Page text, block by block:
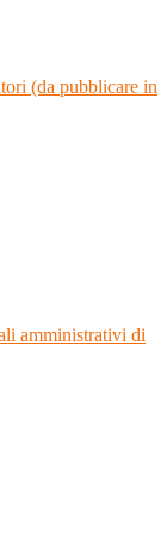
(da pubblicare in
amministrativi di